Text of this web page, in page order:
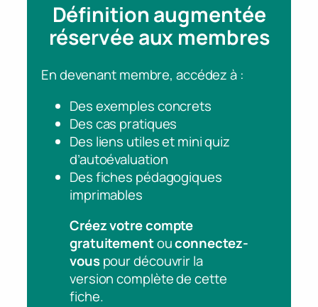
Définition augmentée
réservée aux membres
En devenant membre, accédez à :
Des exemples concrets
Des cas pratiques
Des liens utiles et mini quiz
d’autoévaluation
Des fiches pédagogiques
imprimables
Créez votre compte
gratuitementouconnectez-
vouspour découvrir la
version complète de cette
fiche.